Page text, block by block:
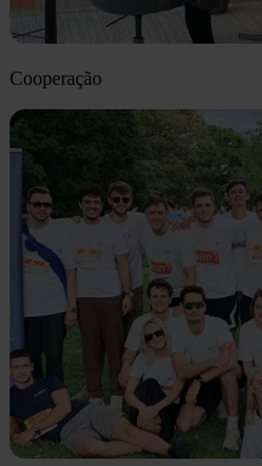
Cooperação